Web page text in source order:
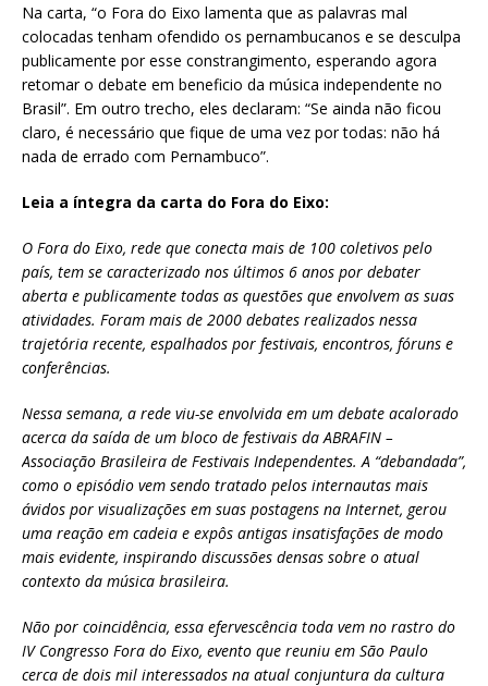
Na carta, “o Fora do Eixo lamenta que as palavras mal
colocadas tenham ofendido os pernambucanos e se desculpa
publicamente por esse constrangimento, esperando agora
retomar o debate em beneficio da música independente no
Brasil”. Em outro trecho, eles declaram: “Se ainda não ficou
claro, é necessário que fique de uma vez por todas: não há
nada de errado com Pernambuco”.
Leia a íntegra da carta do Fora do Eixo:
O Fora do Eixo, rede que conecta mais de 100 coletivos pelo
país, tem se caracterizado nos últimos 6 anos por debater
aberta e publicamente todas as questões que envolvem as suas
atividades. Foram mais de 2000 debates realizados nessa
trajetória recente, espalhados por festivais, encontros, fóruns e
conferências.
Nessa semana, a rede viu-se envolvida em um debate acalorado
acerca da saída de um bloco de festivais da ABRAFIN –
Associação Brasileira de Festivais Independentes. A “debandada”,
como o episódio vem sendo tratado pelos internautas mais
ávidos por visualizações em suas postagens na Internet, gerou
uma reação em cadeia e expôs antigas insatisfações de modo
mais evidente, inspirando discussões densas sobre o atual
contexto da música brasileira.
Não por coincidência, essa efervescência toda vem no rastro do
IV Congresso Fora do Eixo, evento que reuniu em São Paulo
cerca de dois mil interessados na atual conjuntura da cultura